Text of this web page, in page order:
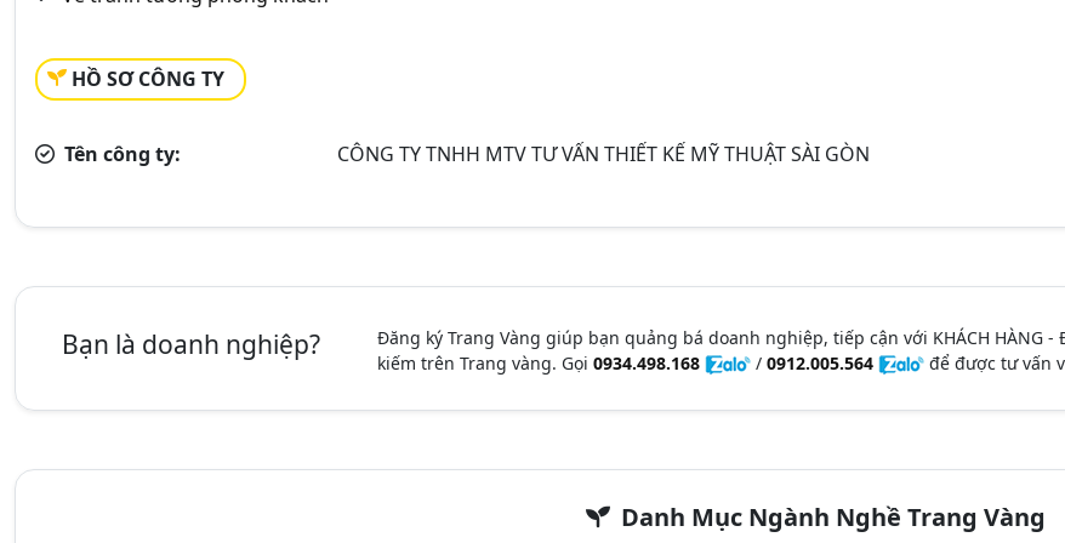
HỒ SƠ CÔNG TY
Tên công ty: CÔNG TY TNHH MTV TƯ VẤN THIẾT KẾ MỸ THUẬT SÀI GÒN
Bạn là doanh nghiệp?
Đăng ký Trang Vàng giúp bạn quảng bá doanh nghiệp, tiếp cận với KHÁCH HÀNG -
kiếm trên Trang vàng. Gọi 0934.498.168 / 0912.005.564 để được tư vấn
Danh Mục Ngành Nghề Trang Vàng